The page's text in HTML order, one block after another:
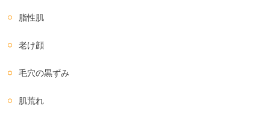
脂性肌
老け顔
毛穴の黒ずみ
肌荒れ